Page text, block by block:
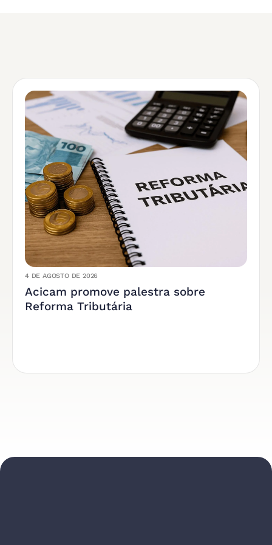
4 DE AGOSTO DE 2026
Acicam promove palestra sobre
Reforma Tributária